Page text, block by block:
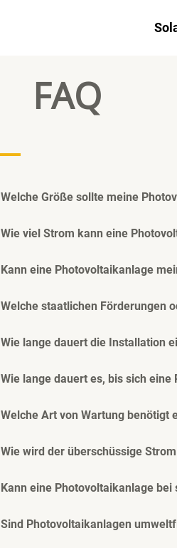
FAQ
Welche Größe sollte meine
Wie viel Strom kann eine
Kann eine Photovoltaikanlage
Welche staatlichen Förderungen
Wie lange dauert die Installation
Wie lange dauert es, bis sich
Welche Art von Wartung benötigt
Wie wird der überschüssige
Kann eine Photovoltaikanlage
Sind Photovoltaikanlagen